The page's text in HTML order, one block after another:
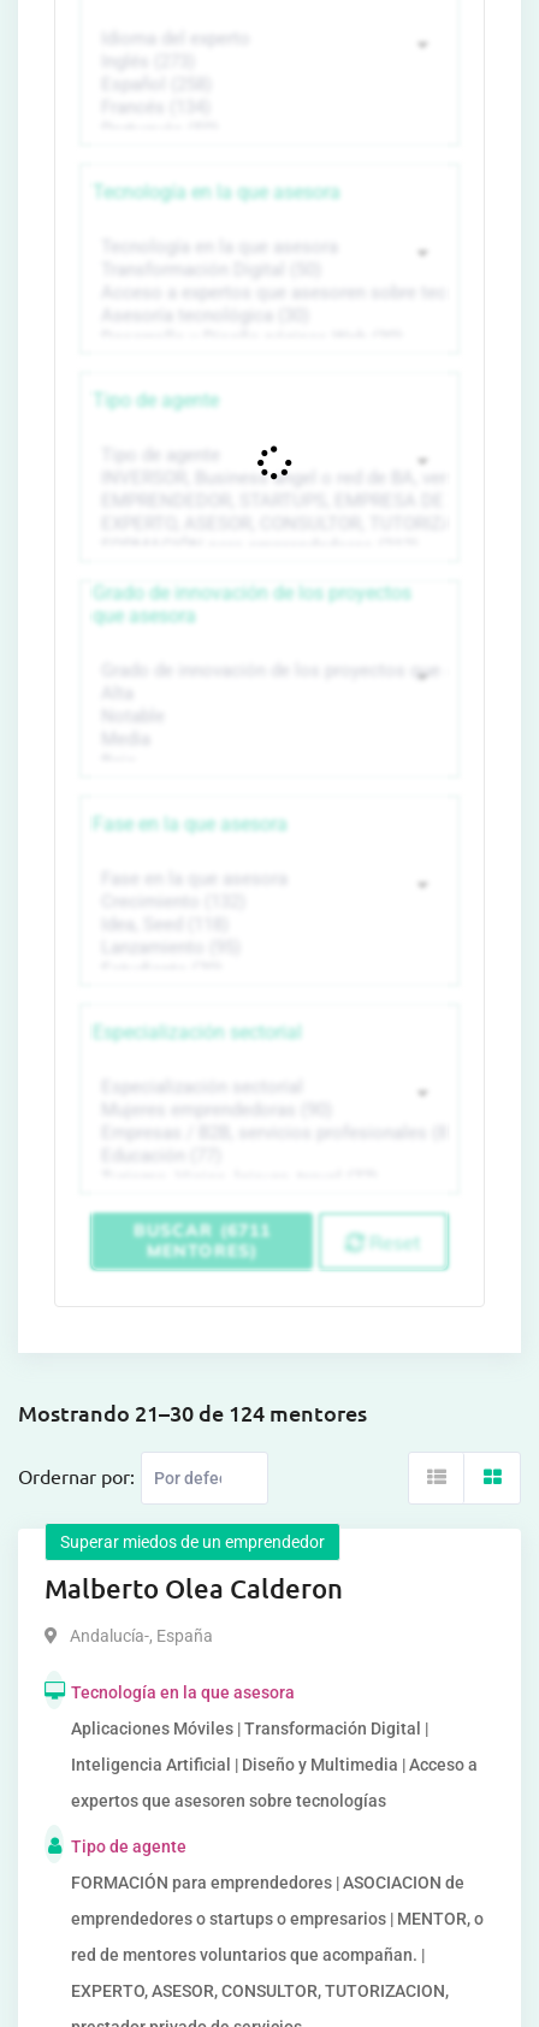
Tecnología en la que asesora
Tipo de agente
Grado de innovación de los proyectos
que asesora
Fase en la que asesora
Especialización sectorial
BUSCAR (6711
MENTORES)
Reset
Mostrando 21–30 de 124 mentores
Ordernar por:
Superar miedos de un emprendedor
Malberto Olea Calderon
Andalucía-, España
Tecnología en la que asesora
Aplicaciones Móviles | Transformación Digital |
Inteligencia Artificial | Diseño y Multimedia | Acceso a
expertos que asesoren sobre tecnologías
Tipo de agente
FORMACIÓN para emprendedores | ASOCIACION de
emprendedores o startups o empresarios | MENTOR, o
red de mentores voluntarios que acompañan. |
EXPERTO, ASESOR, CONSULTOR, TUTORIZACION,